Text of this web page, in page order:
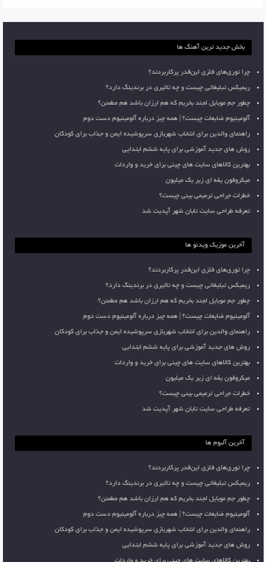
بخش جدید ترین آهنگ ها
چرا توری‌های فلزی این‌قدر پرکاربردند؟
ریمیکس تبلیغاتی چیست و چه تاثیری در برندینگ دارد؟
چطور جم موبایل لجند بخریم که هم ارزان باشد هم مطمئن؟
آلومینیوم ضایعات چیست؟ | همه چیز درباره آلومینیوم دست دوم
راهنمای والدین برای انتخاب شهربازی سرپوشیده ایمن و جذاب برای کودکان
روش های جدید آموزشی برای پایه ششم ابتدایی
بهترین کالاهای سایت های چینی برای خرید و واردات
میکروفون یقه ای زیر یک میلیون
خطرات جراحی ترمیمی بینی چیست؟
تعرفه طراحی سایت تابان شهر آپدیت شد
آخرین موزیک ویدئو ها
چرا توری‌های فلزی این‌قدر پرکاربردند؟
ریمیکس تبلیغاتی چیست و چه تاثیری در برندینگ دارد؟
چطور جم موبایل لجند بخریم که هم ارزان باشد هم مطمئن؟
آلومینیوم ضایعات چیست؟ | همه چیز درباره آلومینیوم دست دوم
راهنمای والدین برای انتخاب شهربازی سرپوشیده ایمن و جذاب برای کودکان
روش های جدید آموزشی برای پایه ششم ابتدایی
بهترین کالاهای سایت های چینی برای خرید و واردات
میکروفون یقه ای زیر یک میلیون
خطرات جراحی ترمیمی بینی چیست؟
تعرفه طراحی سایت تابان شهر آپدیت شد
آخرین آلبوم ها
چرا توری‌های فلزی این‌قدر پرکاربردند؟
ریمیکس تبلیغاتی چیست و چه تاثیری در برندینگ دارد؟
چطور جم موبایل لجند بخریم که هم ارزان باشد هم مطمئن؟
آلومینیوم ضایعات چیست؟ | همه چیز درباره آلومینیوم دست دوم
راهنمای والدین برای انتخاب شهربازی سرپوشیده ایمن و جذاب برای کودکان
روش های جدید آموزشی برای پایه ششم ابتدایی